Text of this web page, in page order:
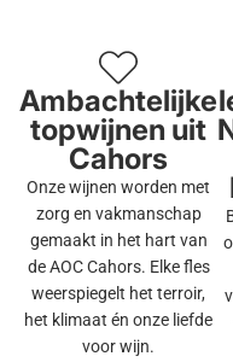
Ambachtelijke
topwijnen uit
Cahors
Onze wijnen worden met
zorg en vakmanschap
gemaakt in het hart van
de AOC Cahors. Elke fles
weerspiegelt het terroir,
het klimaat én onze liefde
voor wijn.